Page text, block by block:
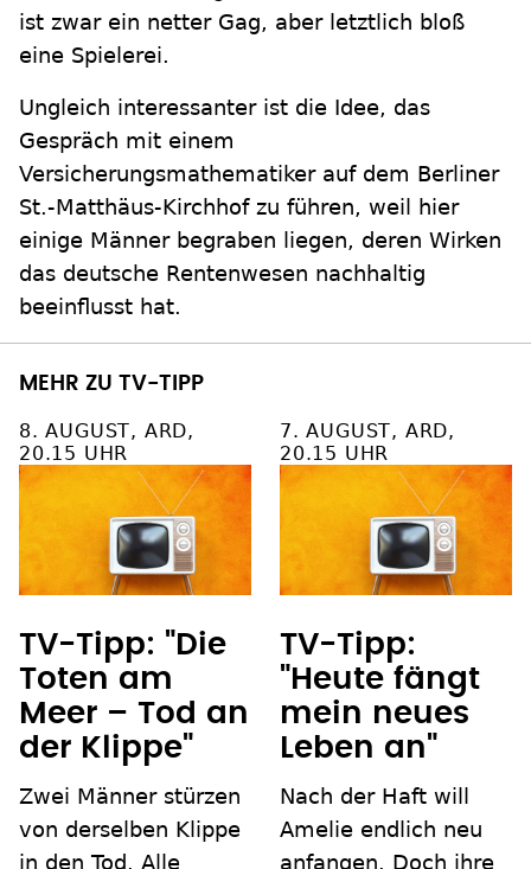
ist zwar ein netter Gag, aber letztlich bloß
eine Spielerei.
Ungleich interessanter ist die Idee, das
Gespräch mit einem
Versicherungsmathematiker auf dem Berliner
St.-Matthäus-Kirchhof zu führen, weil hier
einige Männer begraben liegen, deren Wirken
das deutsche Rentenwesen nachhaltig
beeinflusst hat.
MEHR ZU TV-TIPP
8. AUGUST, ARD,
20.15 UHR
TV-Tipp: "Die
Toten am
Meer – Tod an
der Klippe"
Zwei Männer stürzen
von derselben Klippe
in den Tod. Alle
7. AUGUST, ARD,
20.15 UHR
TV-Tipp:
"Heute fängt
mein neues
Leben an"
Nach der Haft will
Amelie endlich neu
anfangen. Doch ihre